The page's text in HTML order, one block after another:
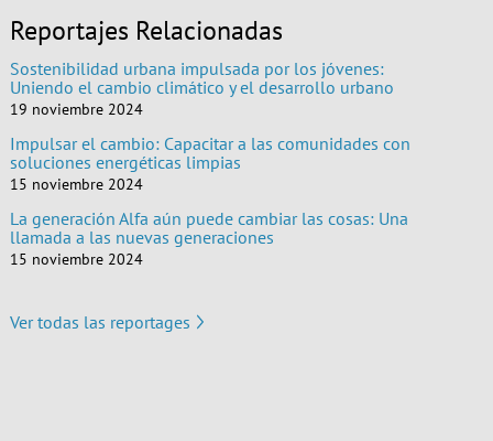
Reportajes Relacionadas
Sostenibilidad urbana impulsada por los jóvenes:
Uniendo el cambio climático y el desarrollo urbano
19 noviembre 2024
Impulsar el cambio: Capacitar a las comunidades con
soluciones energéticas limpias
15 noviembre 2024
La generación Alfa aún puede cambiar las cosas: Una
llamada a las nuevas generaciones
15 noviembre 2024
Ver todas las reportages